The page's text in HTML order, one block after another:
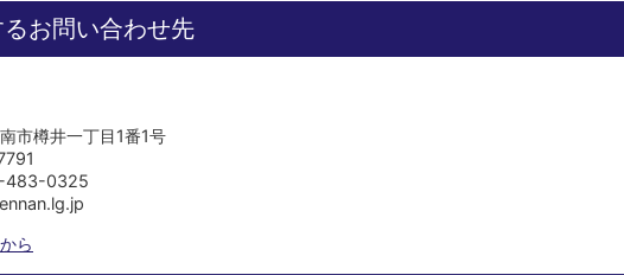
お問い合わせ先
市樽井一丁目1番1号
483-0325
ら